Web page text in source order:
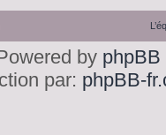
by phpBB
par: phpBB-